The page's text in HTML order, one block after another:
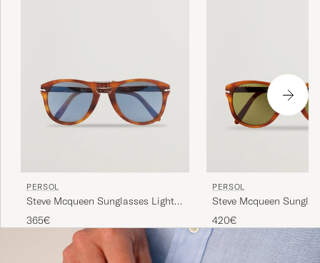
PERSOL
Steve Mcqueen Sunglasses Light
Havana
365€
PERSOL
Steve Mcqueen
Di Siena
420€